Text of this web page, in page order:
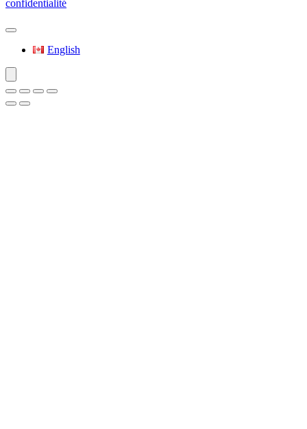
confidentialité
English